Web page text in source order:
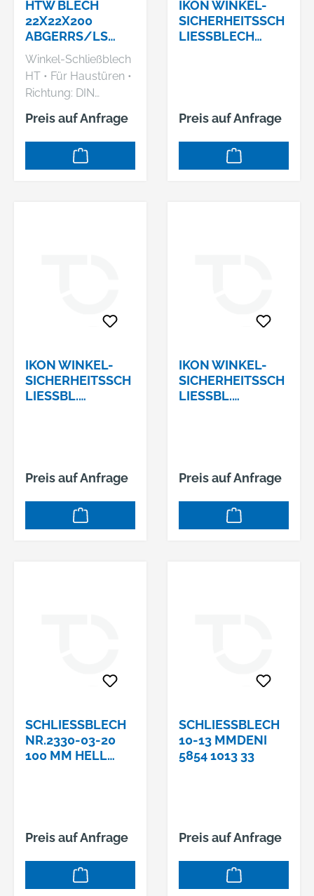
HTW BLECH
22X22X200
ABGERRS/LS
VERWENDBAR
Winkel-Schließblech
HT • Für Haustüren •
Richtung: DIN
links/rechts
Hersteller: Bever &
Klophaus GmbH,
Rheinische Straße 43,
Preis auf Anfrage
IKON WINKEL-
SICHERHEITSSCH
LIESSBLECH
Preis auf Anfrage
IKON WINKEL-
SICHERHEITSSCH
LIESSBL.
Preis auf Anfrage
IKON WINKEL-
SICHERHEITSSCH
LIESSBL.
Preis auf Anfrage
SCHLIESSBLECH
NR.2330-03-20
100 MM HELL
Preis auf Anfrage
SCHLIESSBLECH 1
0-13 MMDENI 5
854 1013 33
Preis auf Anfrage